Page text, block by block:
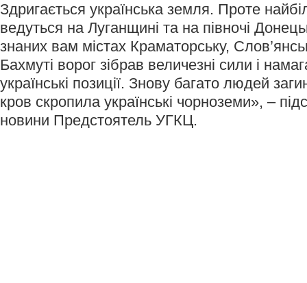
Здригається українська земля. Проте
ведуться на Луганщині та на півночі
знаних вам містах Краматорську,
Бахмуті ворог зібрав величезні сили і
українські позиції. Знову багато людей
кров скропила українські чорноземи», –
новини Предстоятель УГКЦ.